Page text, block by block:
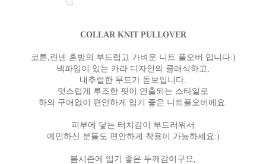
COLLAR KNIT PULLOVER
코튼,린넨 혼방의 부드럽고 가벼운 니트 풀오버 입니다:)
넥파임이 있는 카라 디자인의 클래식하고,
내추럴한 무드가 돋보입니다.
멋스럽게 루즈한 핏이 연출되는 스타일로
하의 구애없이 편안하게 입기 좋은 니트풀오버에요.
피부에 닿는 터치감이 부드러워서
예민하신 분들도 편안하게 착용이 가능하세요:)
봄시즌에 입기 좋은 두께감이구요,